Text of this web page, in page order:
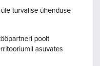
turvalise ühenduse
poolt
asuvates